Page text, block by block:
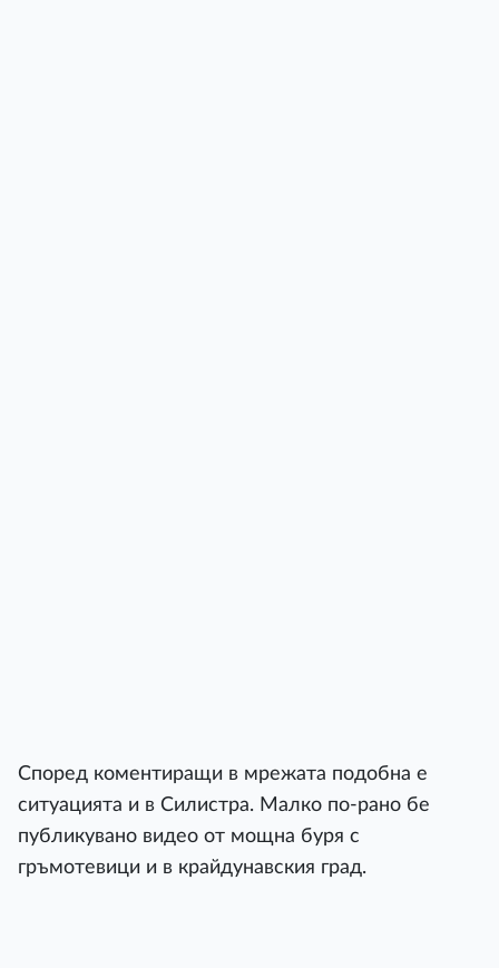
Според коментиращи в мрежата подобна е
ситуацията и в Силистра. Малко по-рано бе
публикувано видео от мощна буря с
гръмотевици и в крайдунавския град.